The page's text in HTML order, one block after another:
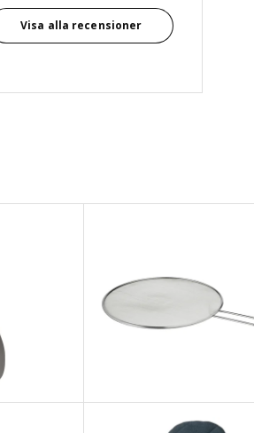
Visa alla recensioner